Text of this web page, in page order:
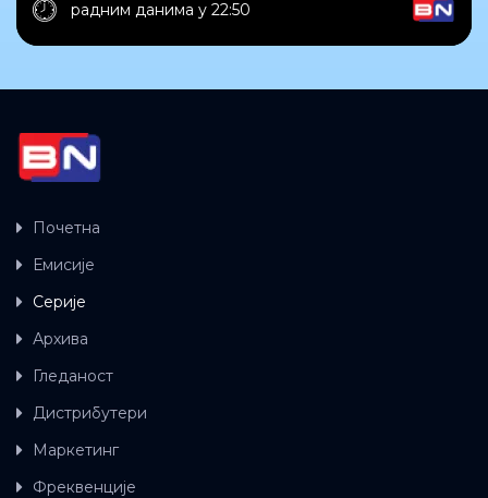
радним данима у 22:50
Почетна
Емисије
Серије
Архива
Гледаност
Дистрибутери
Маркетинг
Фреквенције